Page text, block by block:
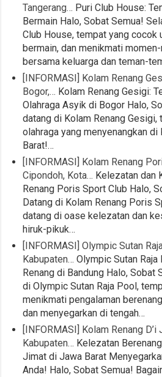
Tangerang… Puri Club House:
Bermain Halo, Sobat Semua!
Club House, tempat yang cocok
bermain, dan menikmati
bersama keluarga dan teman-
[INFORMASI] Kolam Renang
Bogor,… Kolam Renang Gesigi:
Olahraga Asyik di Bogor Halo,
datang di Kolam Renang
olahraga yang menyenangkan di
Barat!…
[INFORMASI] Kolam Renang
Cipondoh, Kota… Kelezatan dan
Renang Poris Sport Club Halo,
Datang di Kolam Renang Poris
datang di oase kelezatan dan
hiruk-pikuk…
[INFORMASI] Olympic Sutan
Kabupaten… Olympic Sutan
Renang di Bandung Halo, Sobat
di Olympic Sutan Raja Pool,
menikmati pengalaman
dan menyegarkan di tengah…
[INFORMASI] Kolam Renang
Kabupaten… Kelezatan
Jimat di Jawa Barat
Anda! Halo, Sobat Semua!